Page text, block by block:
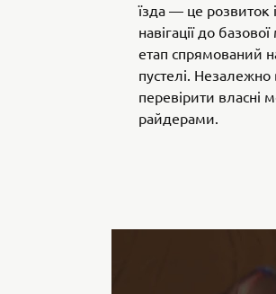
їзда — це розвиток
навігації до
етап спрямований
пустелі. Незалежно
перевірити власні
райдерами.